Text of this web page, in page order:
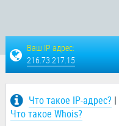
Ваш IP адрес:
216.73.217.15
Что такое IP-адрес? |
Что такое Whois?